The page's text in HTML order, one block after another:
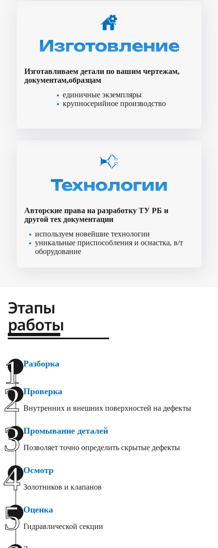
Изготовление
Изготавливаем детали по вашим чертежам,
документам,образцам
единичные экземпляры
крупносерийное производство
Технологии
Авторские права на разработку ТУ РБ и
другой тех документации
используем новейшие технологии
уникальные приспособления и оснастка, в/т
оборудование
Этапы
работы
Разборка
1
Проверка
Внутренних и внешних поверхностей на дефекты
2
Промывание деталей
Позволяет точно определить скрытые дефекты
3
Осмотр
Золотников и клапанов
4
Оценка
Гидравлической секции
5